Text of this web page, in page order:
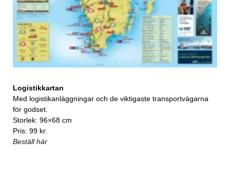
Logistikkartan
Med logistikanläggningar och de viktigaste transportvägarna
för godset.
Storlek: 96×68 cm
Pris: 99 kr.
Beställ här